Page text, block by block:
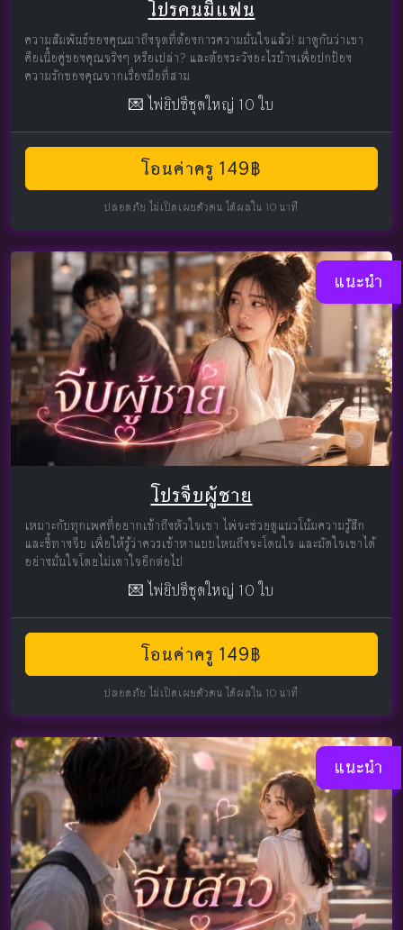
โปรคนมีแฟน
ความสัมพันธ์ของคุณมาถึงจุดที่ต้องการความมั่นใจแล้ว! มาดูกันว่าเขา
คือเนื้อคู่ของคุณจริงๆ หรือเปล่า? และต้องระวังอะไรบ้างเพื่อปกป้อง
ความรักของคุณจากเรื่องมือที่สาม
💌 ไพ่ยิปซีชุดใหญ่ 10 ใบ
โอนค่าครู 149฿
ปลอดภัย ไม่เปิดเผยตัวตน ได้ผลใน 10 นาที
แนะนำ
โปรจีบผู้ชาย
เหมาะกับทุกเพศที่อยากเข้าถึงหัวใจเขา ไพ่จะช่วยดูแนวโน้มความรู้สึก
และชี้ทางจีบ เพื่อให้รู้ว่าควรเข้าหาแบบไหนถึงจะโดนใจ และมัดใจเขาได้
อย่างมั่นใจโดยไม่เดาใจอีกต่อไป
💌 ไพ่ยิปซีชุดใหญ่ 10 ใบ
โอนค่าครู 149฿
ปลอดภัย ไม่เปิดเผยตัวตน ได้ผลใน 10 นาที
แนะนำ